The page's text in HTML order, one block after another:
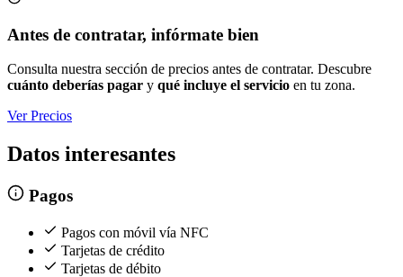
Antes de contratar, infórmate bien
Consulta nuestra sección de precios antes de contratar. Descubre
cuánto deberías pagar y qué incluye el servicio en tu zona.
Ver Precios
Datos interesantes
Pagos
Pagos con móvil vía NFC
Tarjetas de crédito
Tarjetas de débito